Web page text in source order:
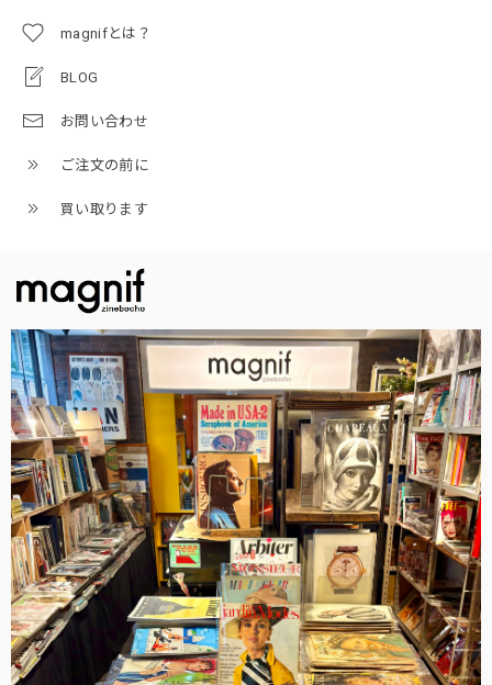
magnifとは？
BLOG
お問い合わせ
ご注文の前に
買い取ります